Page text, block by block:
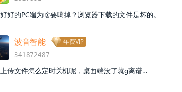
好好的PC端为啥要噶掉？浏览器下载的文件是坏的。
波音智能 年费VIP
341872487
上传文件怎么定时关机呢，桌面端没了就g离谱…